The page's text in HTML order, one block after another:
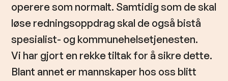
operere som normalt. Samtidig som de skal
løse redningsoppdrag skal de også bistå
spesialist- og kommunehelsetjenesten.
Vi har gjort en rekke tiltak for å sikre dette.
Blant annet er mannskaper hos oss blitt